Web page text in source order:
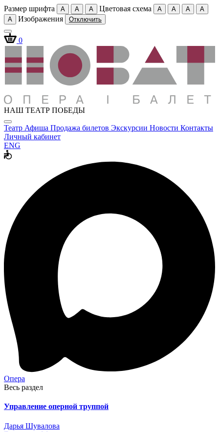
Размер шрифта A A A Цветовая схема A A A
A
A
Изображения Отключить
0
НАШ ТЕАТР ПОБЕДЫ
Театр Афиша Продажа билетов Экскурсии Новости Контакты
Личный кабинет
ENG
Опера
Весь раздел
Управление оперной труппой
Дарья Шувалова